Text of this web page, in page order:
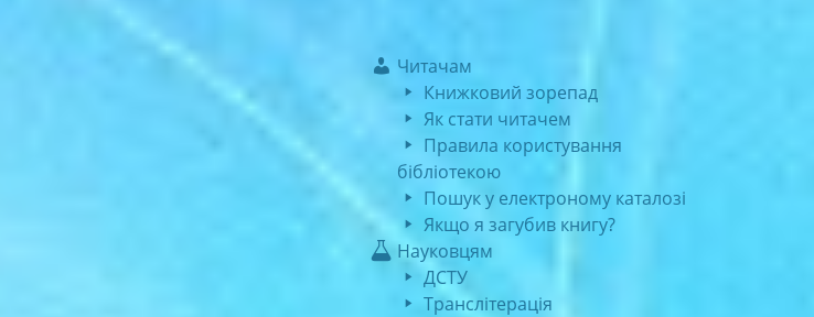
Читачам
Книжковий зорепад
Як стати читачем
Правила користування
бібліотекою
Пошук у електроному каталозі
Якщо я загубив книгу?
Науковцям
ДСТУ
Транслітерація